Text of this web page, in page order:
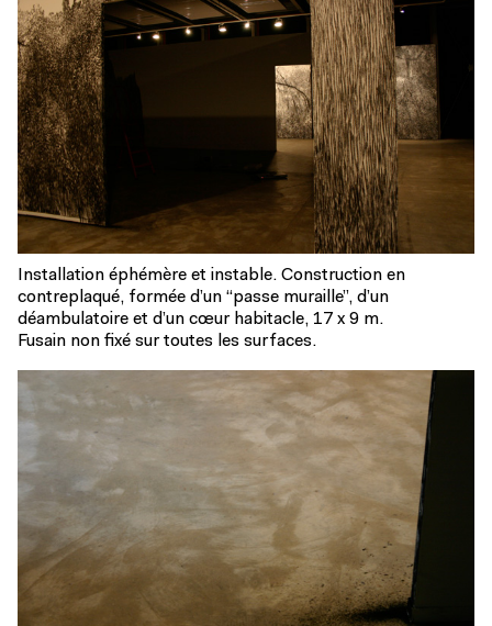
Installation éphémère et instable. Construction en
contreplaqué, formée d’un “passe muraille”, d’un
déambulatoire et d’un cœur habitacle, 17 x 9 m.
Fusain non fixé sur toutes les surfaces.